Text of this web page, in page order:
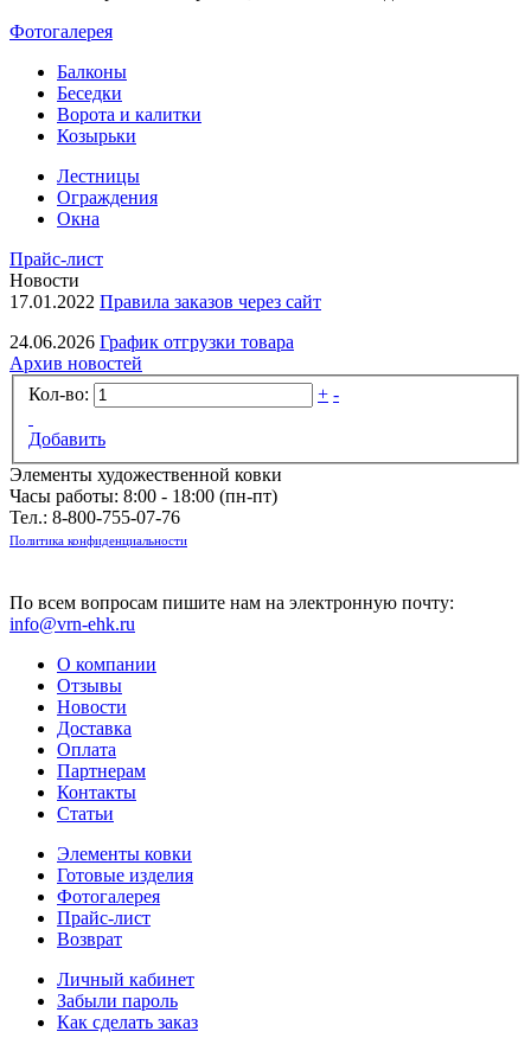
Фотогалерея
Балконы
Беседки
Ворота и калитки
Козырьки
Лестницы
Ограждения
Окна
Прайс-лист
Новости
17.01.2022 Правила заказов через сайт
24.06.2026 График отгрузки товара
Архив новостей
Кол-во:
+ -
Добавить
Элементы художественной ковки
Часы работы: 8:00 - 18:00 (пн-пт)
Тел.: 8-800-755-07-76
Политика конфиденциальности
По всем вопросам пишите нам на электронную почту:
info@vrn-ehk.ru
О компании
Отзывы
Новости
Доставка
Оплата
Партнерам
Контакты
Статьи
Элементы ковки
Готовые изделия
Фотогалерея
Прайс-лист
Возврат
Личный кабинет
Забыли пароль
Как сделать заказ